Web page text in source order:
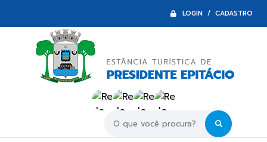
LOGIN / CADASTRO